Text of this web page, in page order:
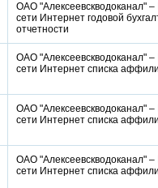
ОАО "Алексеевскводоканал" –
сети Интернет годовой
отчетности
ОАО "Алексеевскводоканал" –
сети Интернет списка
ОАО "Алексеевскводоканал" –
сети Интернет списка
ОАО "Алексеевскводоканал" –
сети Интернет списка